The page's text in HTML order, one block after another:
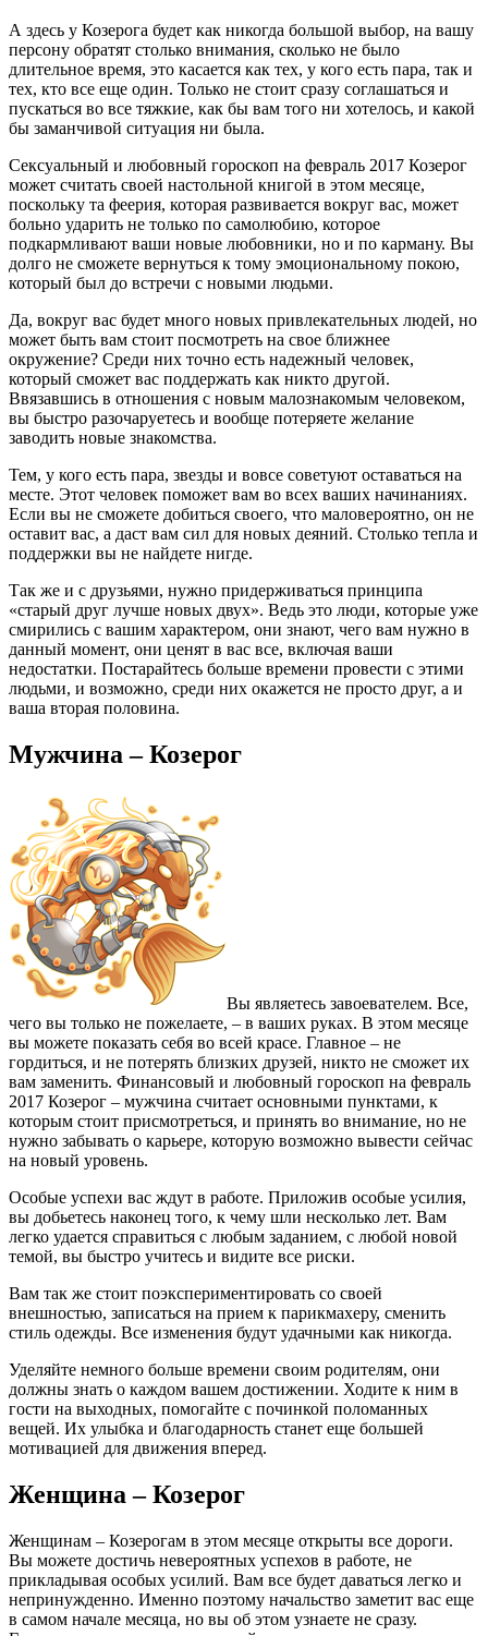
А здесь у Козерога будет как никогда большой выбор, на вашу
персону обратят столько внимания, сколько не было
длительное время, это касается как тех, у кого есть пара, так и
тех, кто все еще один. Только не стоит сразу соглашаться и
пускаться во все тяжкие, как бы вам того ни хотелось, и какой
бы заманчивой ситуация ни была.
Сексуальный и любовный гороскоп на февраль 2017 Козерог
может считать своей настольной книгой в этом месяце,
поскольку та феерия, которая развивается вокруг вас, может
больно ударить не только по самолюбию, которое
подкармливают ваши новые любовники, но и по карману. Вы
долго не сможете вернуться к тому эмоциональному покою,
который был до встречи с новыми людьми.
Да, вокруг вас будет много новых привлекательных людей, но
может быть вам стоит посмотреть на свое ближнее
окружение? Среди них точно есть надежный человек,
который сможет вас поддержать как никто другой.
Ввязавшись в отношения с новым малознакомым человеком,
вы быстро разочаруетесь и вообще потеряете желание
заводить новые знакомства.
Тем, у кого есть пара, звезды и вовсе советуют оставаться на
месте. Этот человек поможет вам во всех ваших начинаниях.
Если вы не сможете добиться своего, что маловероятно, он не
оставит вас, а даст вам сил для новых деяний. Столько тепла и
поддержки вы не найдете нигде.
Так же и с друзьями, нужно придерживаться принципа
«старый друг лучше новых двух». Ведь это люди, которые уже
смирились с вашим характером, они знают, чего вам нужно в
данный момент, они ценят в вас все, включая ваши
недостатки. Постарайтесь больше времени провести с этими
людьми, и возможно, среди них окажется не просто друг, а и
ваша вторая половина.
Мужчина – Козерог
Вы являетесь завоевателем. Все,
чего вы только не пожелаете, – в ваших руках. В этом месяце
вы можете показать себя во всей красе. Главное – не
гордиться, и не потерять близких друзей, никто не сможет их
вам заменить. Финансовый и любовный гороскоп на февраль
2017 Козерог – мужчина считает основными пунктами, к
которым стоит присмотреться, и принять во внимание, но не
нужно забывать о карьере, которую возможно вывести сейчас
на новый уровень.
Особые успехи вас ждут в работе. Приложив особые усилия,
вы добьетесь наконец того, к чему шли несколько лет. Вам
легко удается справиться с любым заданием, с любой новой
темой, вы быстро учитесь и видите все риски.
Вам так же стоит поэкспериментировать со своей
внешностью, записаться на прием к парикмахеру, сменить
стиль одежды. Все изменения будут удачными как никогда.
Уделяйте немного больше времени своим родителям, они
должны знать о каждом вашем достижении. Ходите к ним в
гости на выходных, помогайте с починкой поломанных
вещей. Их улыбка и благодарность станет еще большей
мотивацией для движения вперед.
Женщина – Козерог
Женщинам – Козерогам в этом месяце открыты все дороги.
Вы можете достичь невероятных успехов в работе, не
прикладывая особых усилий. Вам все будет даваться легко и
непринужденно. Именно поэтому начальство заметит вас еще
в самом начале месяца, но вы об этом узнаете не сразу.